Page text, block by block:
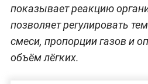
показывает реакцию
позволяет регулировать
смеси, пропорции газов и
объём лёгких.